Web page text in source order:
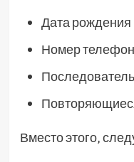
Дата рождения
Номер
Вместо этого‚